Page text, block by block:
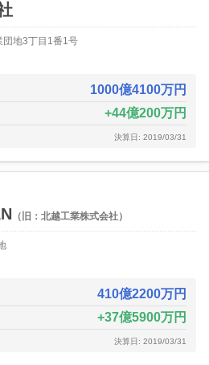
団地3丁目1番1号
1000億4100万円
44億200万円
決算日: 2019/03/31
（旧：北越工業株式会社）
410億2200万円
37億5900万円
決算日: 2019/03/31